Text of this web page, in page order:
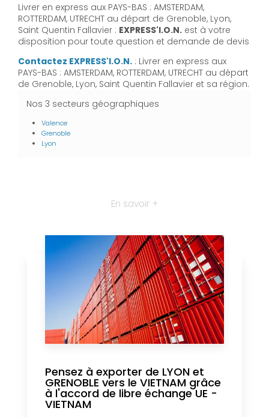
Livrer en express aux PAYS-BAS : AMSTERDAM,
ROTTERDAM, UTRECHT au départ de Grenoble, Lyon,
Saint Quentin Fallavier : EXPRESS'I.O.N. est à votre
disposition pour toute question et demande de devis
Contactez EXPRESS'I.O.N. : Livrer en express aux
PAYS-BAS : AMSTERDAM, ROTTERDAM, UTRECHT au départ
de Grenoble, Lyon, Saint Quentin Fallavier et sa région.
Nos 3 secteurs géographiques
Valence
Grenoble
Lyon
En savoir +
Pensez à exporter de LYON et
GRENOBLE vers le VIETNAM grâce
à l'accord de libre échange UE -
VIETNAM